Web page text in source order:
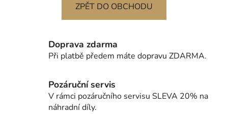
ZPĚT DO OBCHODU
Doprava zdarma
Při platbě předem máte dopravu ZDARMA.
Pozáruční servis
V rámci pozáručního servisu SLEVA 20% na
náhradní díly.